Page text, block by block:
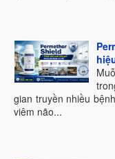
gian truyền nhiều
viêm não...